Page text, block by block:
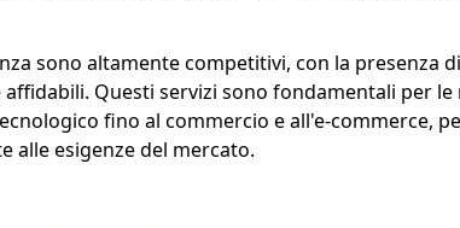
sono altamente competitivi, con la presenza
Questi servizi sono fondamentali per
fino al commercio e all'e-commerce,
alle esigenze del mercato.